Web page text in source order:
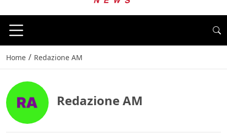
Home / Redazione AM
Redazione AM